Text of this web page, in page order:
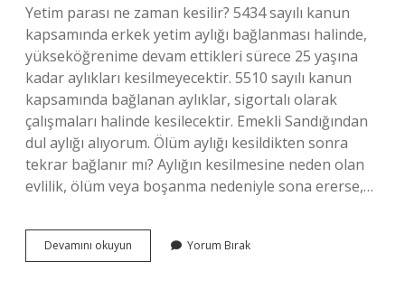
Yetim parası ne zaman kesilir? 5434 sayılı kanun
kapsamında erkek yetim aylığı bağlanması halinde,
yükseköğrenime devam ettikleri sürece 25 yaşına
kadar aylıkları kesilmeyecektir. 5510 sayılı kanun
kapsamında bağlanan aylıklar, sigortalı olarak
çalışmaları halinde kesilecektir. Emekli Sandığından
dul aylığı alıyorum. Ölüm aylığı kesildikten sonra
tekrar bağlanır mı? Aylığın kesilmesine neden olan
evlilik, ölüm veya boşanma nedeniyle sona ererse,…
Devamını okuyun
Aylığı
Yorum Bırak